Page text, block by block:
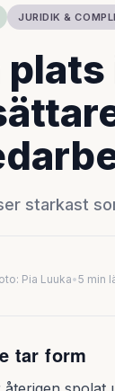
JURIDIK &
starkast
Pia Luuka•5 min
tar form